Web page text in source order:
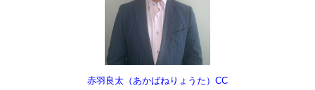
赤羽良太（あかばねりょうた）CC